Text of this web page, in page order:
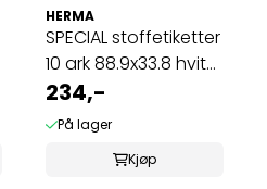
HERMA
SPECIAL stoffetiketter
10 ark 88.9x33.8 hvit
(160 ...
234,-
På lager
Kjøp